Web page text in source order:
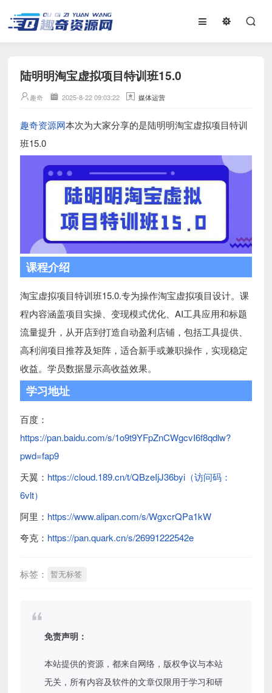
陆明明淘宝虚拟项目特训班15.0
趣奇 2025-8-22 09:03:22 媒体运营
趣奇资源网本次为大家分享的是陆明明淘宝虚拟项目特训
班15.0
课程介绍
淘宝虚拟项目特训班15.0.专为操作淘宝虚拟项目设计。课
程内容涵盖项目实操、变现模式优化、AI工具应用和标题
流量提升，从开店到打造自动盈利店铺，包括工具提供、
高利润项目推荐及矩阵，适合新手或兼职操作，实现稳定
收益。学员数据显示高收益效果。
学习地址
百度：
https://pan.baidu.com/s/1o9t9YFpZnCWgcvI6f8qdlw?
pwd=fap9
天翼： https://cloud.189.cn/t/QBzeIjJ36byi（访问码：
6vlt）
阿里： https://www.alipan.com/s/WgxcrQPa1kW
夸克： https://pan.quark.cn/s/26991222542e
标签： 暂无标签
免责声明：
本站提供的资源，都来自网络，版权争议与本站
无关，所有内容及软件的文章仅限用于学习和研